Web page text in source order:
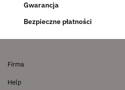
Gwarancja
Bezpieczne płatności
Firma
Help